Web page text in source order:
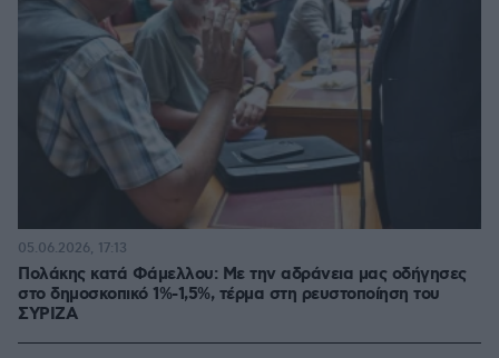
Πολάκης κατά Φάμελλου: Με την αδράνεια μας οδήγησες
στο δημοσκοπικό 1%-1,5%, τέρμα στη ρευστοποίηση του
ΣΥΡΙΖΑ
05.06.2026, 17:13